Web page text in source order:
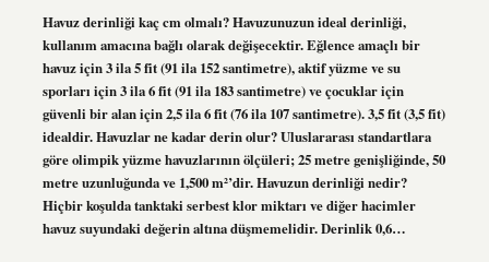
Havuz derinliği kaç cm olmalı? Havuzunuzun ideal derinliği,
kullanım amacına bağlı olarak değişecektir. Eğlence amaçlı bir
havuz için 3 ila 5 fit (91 ila 152 santimetre), aktif yüzme ve su
sporları için 3 ila 6 fit (91 ila 183 santimetre) ve çocuklar için
güvenli bir alan için 2,5 ila 6 fit (76 ila 107 santimetre). 3,5 fit (3,5 fit)
idealdir. Havuzlar ne kadar derin olur? Uluslararası standartlara
göre olimpik yüzme havuzlarının ölçüleri; 25 metre genişliğinde, 50
metre uzunluğunda ve 1,500 m²’dir. Havuzun derinliği nedir?
Hiçbir koşulda tanktaki serbest klor miktarı ve diğer hacimler
havuz suyundaki değerin altına düşmemelidir. Derinlik 0,6…